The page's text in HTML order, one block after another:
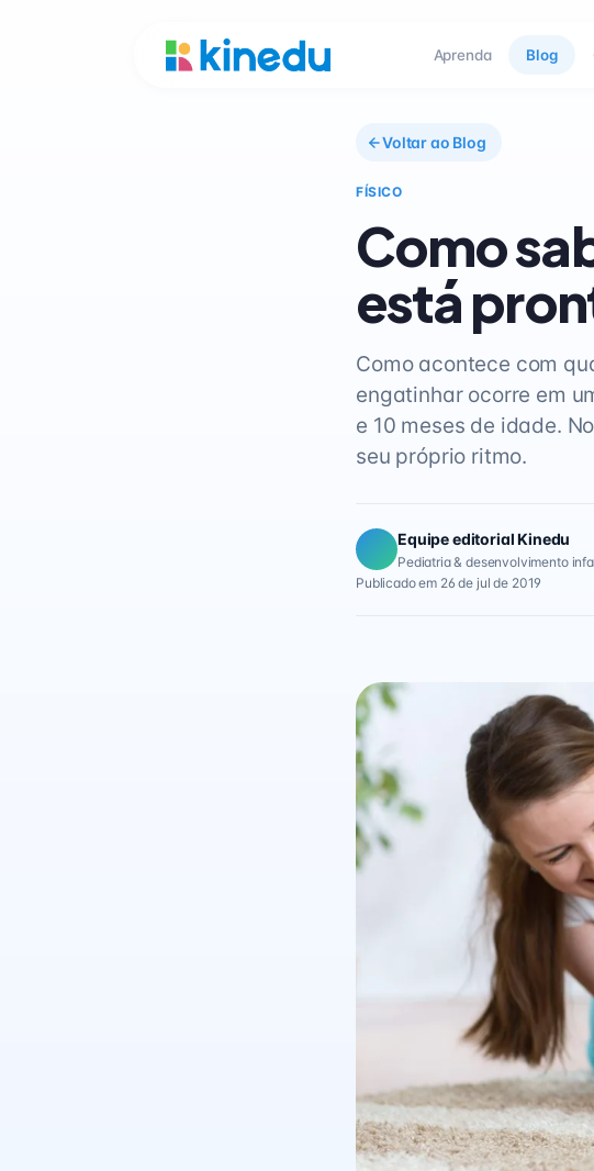
Aprenda Blog
Voltar ao Blog
FÍSICO
Como
está
Como acontece com
engatinhar ocorre em
e 10 meses de idade.
seu próprio ritmo.
Equipe editorial Kinedu
Pediatria & desenvolvimento
Publicado em 26 de jul de 2019